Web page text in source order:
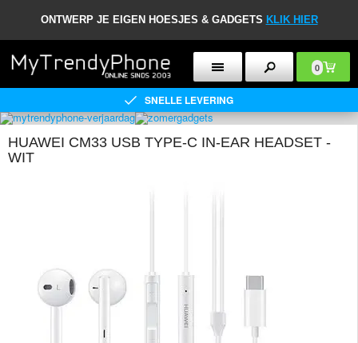
ONTWERP JE EIGEN HOESJES & GADGETS KLIK HIER
0
SNELLE LEVERING
HUAWEI CM33 USB TYPE-C IN-EAR HEADSET -
WIT